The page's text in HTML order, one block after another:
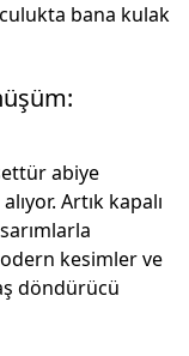
bana kulak
abiye
Artık kapalı
kesimler ve
döndürücü